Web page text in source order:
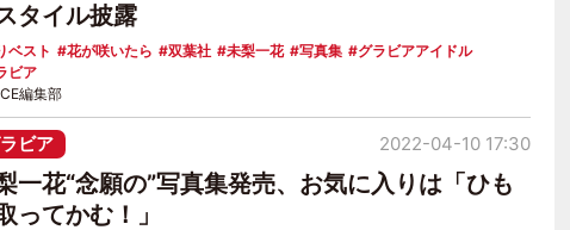
タイル披露
ベスト 花が咲いたら 双葉社 未梨一花 写真集
グラビアアイドル
ビア
編集部
ビア
一花“念願の”写真集発売、お気に入りは「ひも
ってかむ！」
2022-04-10 17:30